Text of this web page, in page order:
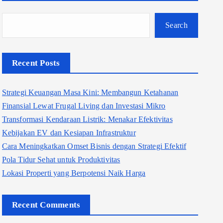
Search
Recent Posts
Strategi Keuangan Masa Kini: Membangun Ketahanan
Finansial Lewat Frugal Living dan Investasi Mikro
Transformasi Kendaraan Listrik: Menakar Efektivitas
Kebijakan EV dan Kesiapan Infrastruktur
Cara Meningkatkan Omset Bisnis dengan Strategi Efektif
Pola Tidur Sehat untuk Produktivitas
Lokasi Properti yang Berpotensi Naik Harga
Recent Comments